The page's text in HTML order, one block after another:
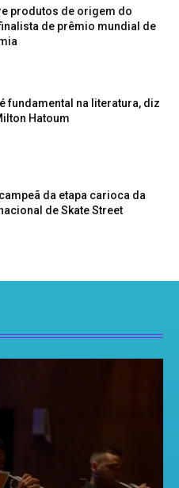
produtos de origem do
de prêmio mundial de
fundamental na literatura, diz
Hatoum
da etapa carioca da
de Skate Street